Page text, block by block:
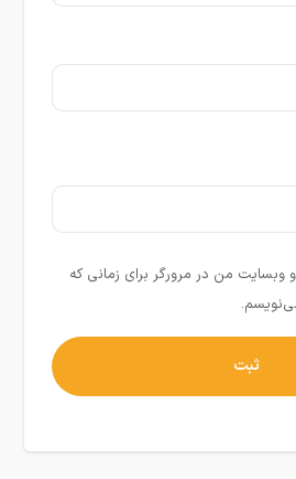
وبسایت من در مرورگر برای زمانی که